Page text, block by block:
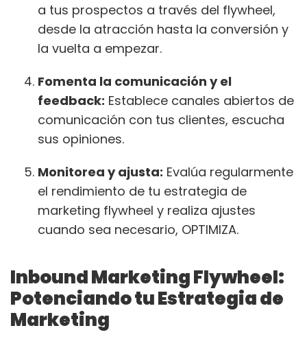
a tus prospectos a través del flywheel,
desde la atracción hasta la conversión y
la vuelta a empezar.
Fomenta la comunicación y el
feedback: Establece canales abiertos de
comunicación con tus clientes, escucha
sus opiniones.
Monitorea y ajusta: Evalúa regularmente
el rendimiento de tu estrategia de
marketing flywheel y realiza ajustes
cuando sea necesario, OPTIMIZA.
Inbound Marketing Flywheel:
Potenciando tu Estrategia de
Marketing